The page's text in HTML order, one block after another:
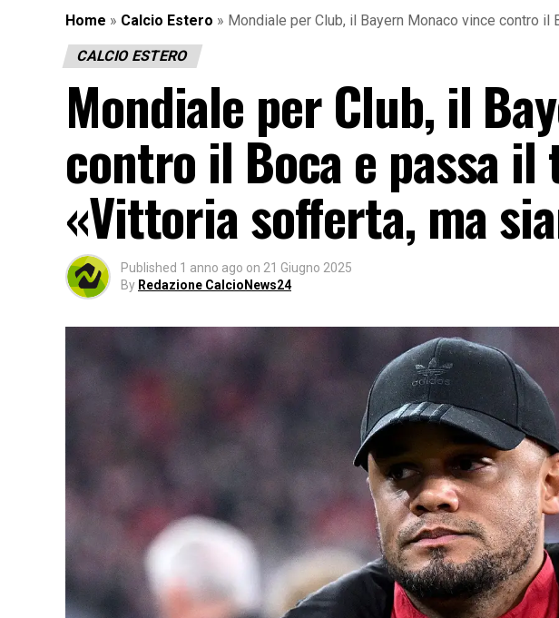
Home » Calcio Estero » Mondiale per Club, il Bayern Monaco vince contro
CALCIO ESTERO
Mondiale per Club, il
contro il Boca e passa
«Vittoria sofferta, ma
Published 1 anno ago on 21 Giugno 2025
By Redazione CalcioNews24